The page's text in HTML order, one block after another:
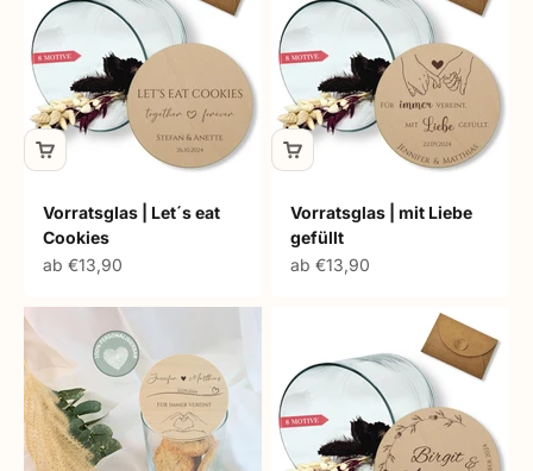
Vorratsglas | Let´s eat
Cookies
Angebot
ab €13,90
Vorratsglas | mit Liebe
gefüllt
Angebot
ab €13,90